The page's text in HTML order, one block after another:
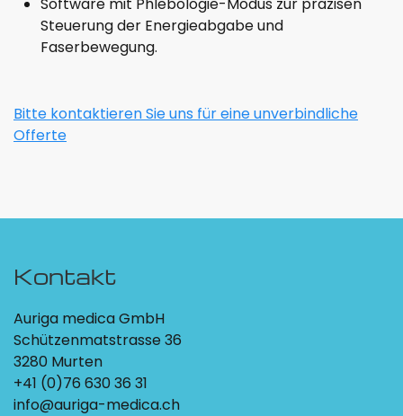
Steuerung der Energieabgabe und
Faserbewegung.
Bitte kontaktieren Sie uns für eine unverbindliche
Offerte
Kontakt
Auriga medica GmbH
Schützenmatstrasse 36
3280 Murten
+41 (0)76 630 36 31
info@auriga-medica.ch